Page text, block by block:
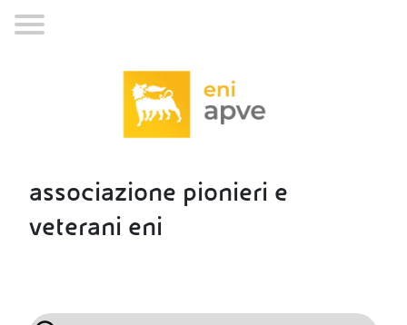
associazione pionieri e
veterani eni